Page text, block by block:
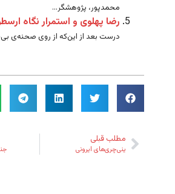
محمدپور، پژوهشگر...
رضا پهلوی و استمرار نگاه
درست بعد از این‌که از روی صحنه‌ی
مطلب قبلی
ینی‌چری‌های ایرونی